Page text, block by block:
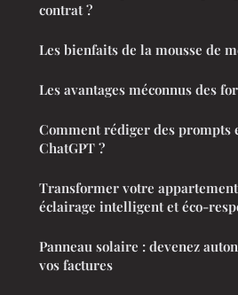
contrat ?
Les bienfaits de la mousse de
Les avantages méconnus des
Comment rédiger des prompts
ChatGPT ?
Transformer votre appartement
éclairage intelligent et éco-
Panneau solaire : devenez
vos factures